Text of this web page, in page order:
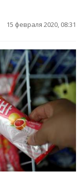
15 февраля 2020, 08:31